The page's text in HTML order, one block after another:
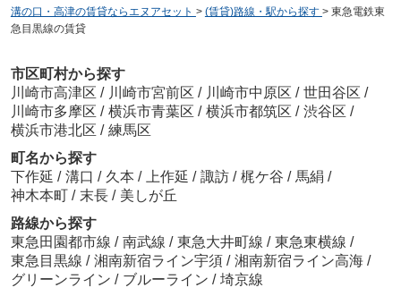
溝の口・高津の賃貸ならエヌアセット > (賃貸)路線・駅から探す > 東急電鉄東
急目黒線の賃貸
市区町村から探す
川崎市高津区 / 川崎市宮前区 / 川崎市中原区 / 世田谷区 /
川崎市多摩区 / 横浜市青葉区 / 横浜市都筑区 / 渋谷区 /
横浜市港北区 / 練馬区
町名から探す
下作延 / 溝口 / 久本 / 上作延 / 諏訪 / 梶ケ谷 / 馬絹 /
神木本町 / 末長 / 美しが丘
路線から探す
東急田園都市線 / 南武線 / 東急大井町線 / 東急東横線 /
東急目黒線 / 湘南新宿ライン宇須 / 湘南新宿ライン高海 /
グリーンライン / ブルーライン / 埼京線